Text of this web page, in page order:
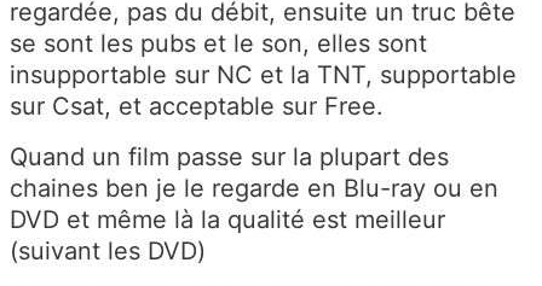
regardée, pas du débit, ensuite un truc bête
se sont les pubs et le son, elles sont
insupportable sur NC et la TNT, supportable
sur Csat, et acceptable sur Free.
Quand un film passe sur la plupart des
chaines ben je le regarde en Blu-ray ou en
DVD et même là la qualité est meilleur
(suivant les DVD)